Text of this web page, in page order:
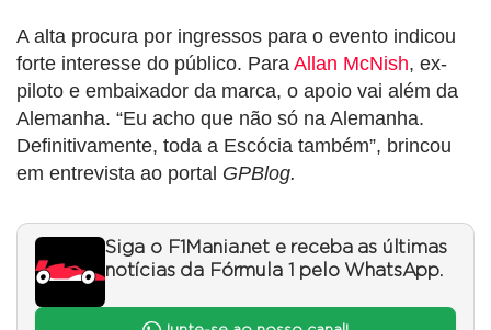
A alta procura por ingressos para o evento indicou
forte interesse do público. Para Allan McNish, ex-
piloto e embaixador da marca, o apoio vai além da
Alemanha. “Eu acho que não só na Alemanha.
Definitivamente, toda a Escócia também”, brincou
em entrevista ao portal GPBlog.
Siga o F1Mania.net e receba as últimas
notícias da Fórmula 1 pelo WhatsApp.